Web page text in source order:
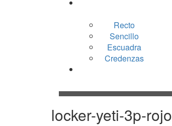
Recto
Sencillo
Escuadra
Credenzas
locker-yeti-3p-rojo